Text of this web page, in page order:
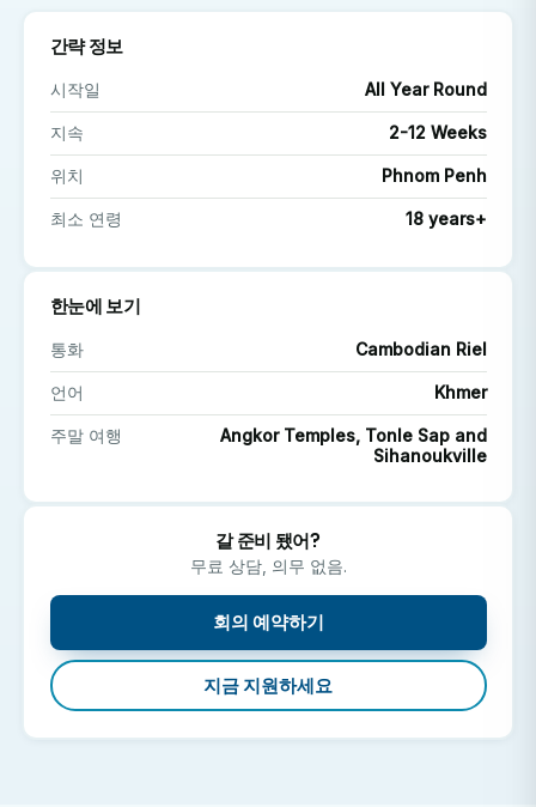
캄보디아 의료 시스템의 강점과 과제를 이해하십시오.
바쁜 공공 의료 시설의 일상적인 운영을 지원합니다.
캄보디아 의료 실습에는 누가 참여할 수 있나요?
재학 중이거나 최근 졸업한 학생이라면 누구나 참여할 수
있습니다. 참여하려면 사전 의학 지식 및/또는 경험이 필
요합니다.
의학 선택 실습에서 무엇을 하게 될까요?
인턴십 기간에 따라 다양한 병동과 진료과를 순환하며
캄보디아 의사와 간호사들을 따라다니며 배우세요.
바쁜 공공 의료 시설의 일상적인 운영을 지원합니다.
간략 정보
시작일 All Year Round
지속 2-12 Weeks
위치 Phnom Penh
최소 연령 18 years+
한눈에 보기
통화 Cambodian Riel
언어 Khmer
주말 여행
Angkor Temples, Tonle Sap and
Sihanoukville
갈 준비 됐어?
무료 상담, 의무 없음.
회의 예약하기
지금 지원하세요